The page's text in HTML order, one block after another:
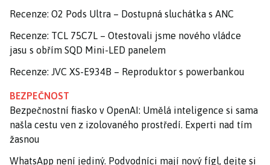
Recenze: O2 Pods Ultra – Dostupná sluchátka s ANC
Recenze: TCL 75C7L – Otestovali jsme nového vládce
jasu s obřím SQD Mini-LED panelem
Recenze: JVC XS-E934B – Reproduktor s powerbankou
BEZPEČNOST
Bezpečnostní fiasko v OpenAI: Umělá inteligence si sama
našla cestu ven z izolovaného prostředí. Experti nad tím
žasnou
WhatsApp není jediný. Podvodníci mají nový fígl, dejte si